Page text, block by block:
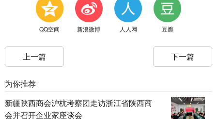
QQ空间 新浪微博 人人网 豆瓣
上一篇 下一篇
为你推荐
新疆陕西商会沪杭考察团走访浙江省陕西商
会并召开企业家座谈会